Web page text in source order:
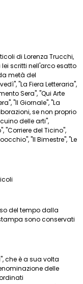
di Lorenza Trucchi,
scritti nell'arco esatto
metà del
"La Fiera Letteraria",
Sera", "Qui Arte
"Il Giornale", "La
se non proprio
delle arti",
"Corriere del Ticino",
"Il Bimestre", "Le
del tempo dalla
sono conservati
che è a sua volta
delle